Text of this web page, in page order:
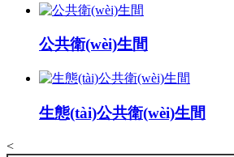
公共衛(wèi)生間
生態(tài)公共衛(wèi)生間
<